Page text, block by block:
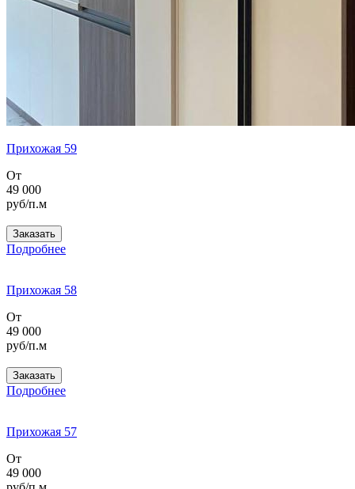
Прихожая 59
От
49 000
руб/п.м
Заказать
Подробнее
Прихожая 58
От
49 000
руб/п.м
Заказать
Подробнее
Прихожая 57
От
49 000